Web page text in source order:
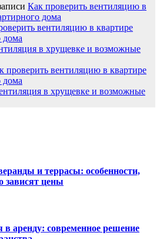
Как проверить вентиляцию в
дома
вентиляцию в квартире
дома
в хрущевке и возможные
проверить вентиляцию в квартире
дома
в хрущевке и возможные
и террасы: особенности,
зависят цены
в аренду: современное решение